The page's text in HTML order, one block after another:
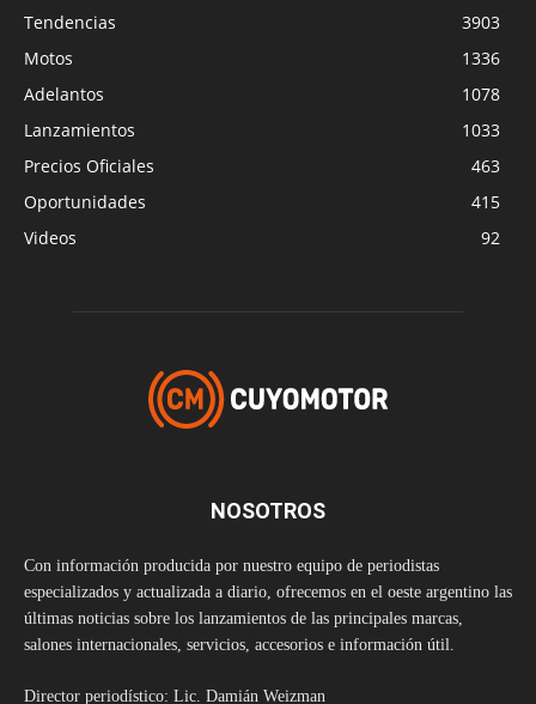
Tendencias
3903
Motos
1336
Adelantos
1078
Lanzamientos
1033
Precios Oficiales
463
Oportunidades
415
Videos
92
NOSOTROS
Con información producida por nuestro equipo de periodistas
especializados y actualizada a diario, ofrecemos en el oeste argentino las
últimas noticias sobre los lanzamientos de las principales marcas,
salones internacionales, servicios, accesorios e información útil.
Director periodístico: Lic. Damián Weizman